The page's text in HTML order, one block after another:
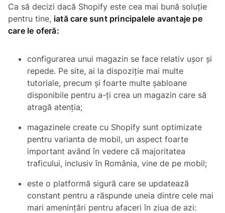
Ca să decizi dacă Shopify este cea mai bună soluție
pentru tine, iată care sunt principalele avantaje pe
care le oferă:
configurarea unui magazin se face relativ ușor și
repede. Pe site, ai la dispoziție mai multe
tutoriale, precum și foarte multe șabloane
disponibile pentru a-ți crea un magazin care să
atragă atenția;
magazinele create cu Shopify sunt optimizate
pentru varianta de mobil, un aspect foarte
important având în vedere că majoritatea
traficului, inclusiv în România, vine de pe mobil;
este o platformă sigură care se updatează
constant pentru a răspunde uneia dintre cele mai
mari amenințări pentru afaceri în ziua de azi: